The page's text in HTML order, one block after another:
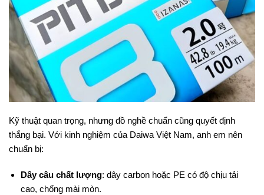
Kỹ thuật quan trọng, nhưng đồ nghề chuẩn cũng quyết định
thắng bại. Với kinh nghiệm của Daiwa Việt Nam, anh em nên
chuẩn bị:
Dây câu chất lượng: dây carbon hoặc PE có độ chịu tải
cao, chống mài mòn.